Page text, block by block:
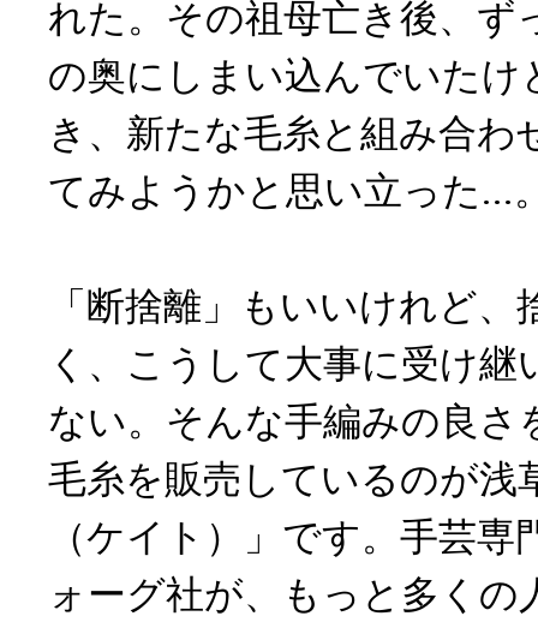
れた。その祖母亡き後、ず
の奥にしまい込んでいたけ
き、新たな毛糸と組み合わ
てみようかと思い立った...
「断捨離」もいいけれど
く、こうして大事に受け
ない。そんな手編みの良さ
毛糸を販売しているのが浅
（ケイト）」です。手芸
ォーグ社が、もっと多くの